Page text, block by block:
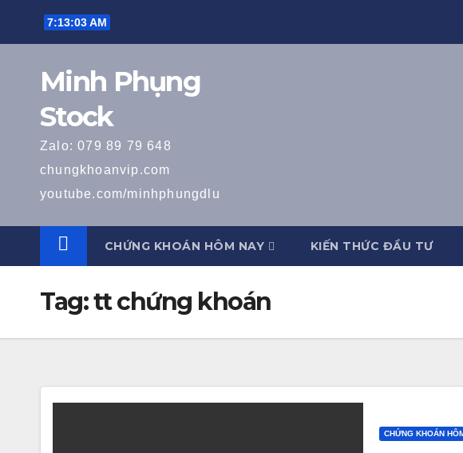
7:13:04 AM
Minh Phụng
Stock
Zalo: 079 89 79 648
chungkhoanvip.com
youtube.com/minhphungdlu
CHỨNG KHOÁN HÔM NAY KIẾN THỨC ĐẦU TƯ
Tag:tt chứng khoán
CHỨNG KHOÁN